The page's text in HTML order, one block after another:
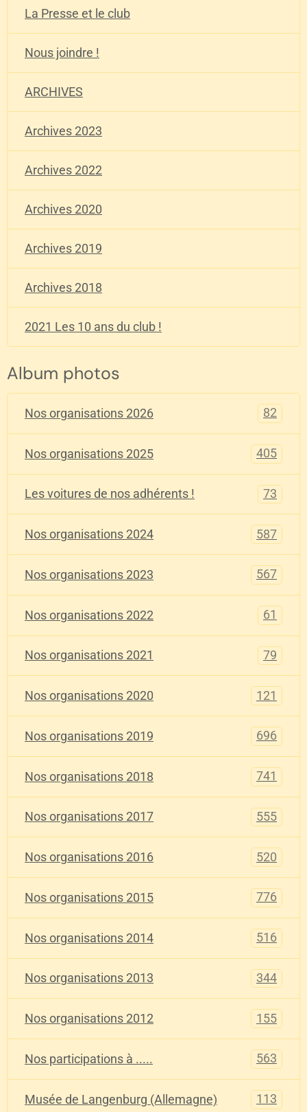
La Presse et le club
Nous joindre !
ARCHIVES
Archives 2023
Archives 2022
Archives 2020
Archives 2019
Archives 2018
2021 Les 10 ans du club !
Album photos
Nos organisations 2026 82
Nos organisations 2025 405
Les voitures de nos adhérents ! 73
Nos organisations 2024 587
Nos organisations 2023 567
Nos organisations 2022 61
Nos organisations 2021 79
Nos organisations 2020 121
Nos organisations 2019 696
Nos organisations 2018 741
Nos organisations 2017 555
Nos organisations 2016 520
Nos organisations 2015 776
Nos organisations 2014 516
Nos organisations 2013 344
Nos organisations 2012 155
Nos participations à ..... 563
Musée de Langenburg (Allemagne) 113